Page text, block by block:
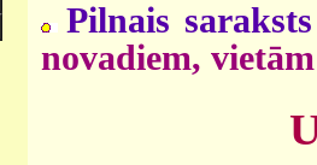
Pilnais
novadiem, vietām